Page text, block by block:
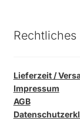
Rechtliches
Lieferzeit /
Impressum
AGB